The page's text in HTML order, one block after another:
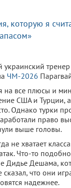
которую я
украинский тренер
ЧМ-2026
на все плюсы и
США и Турции,
Однако турки
право
выше головы.
не хватает
Что-то
Дидье Дешама,
что они
надежнее.